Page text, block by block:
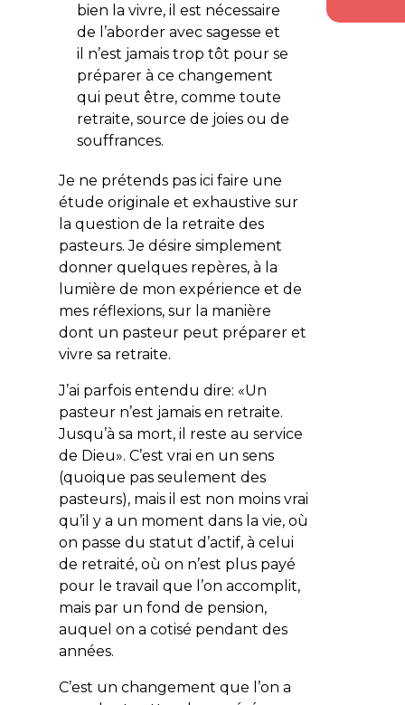
bien la vivre, il est nécessaire
de l’aborder avec sagesse et
il n’est jamais trop tôt pour se
préparer à ce changement
qui peut être, comme toute
retraite, source de joies ou de
souffrances.
Je ne prétends pas ici faire une
étude originale et exhaustive sur
la question de la retraite des
pasteurs. Je désire simplement
donner quelques repères, à la
lumière de mon expérience et de
mes réflexions, sur la manière
dont un pasteur peut préparer et
vivre sa retraite.
J’ai parfois entendu dire: «Un
pasteur n’est jamais en retraite.
Jusqu’à sa mort, il reste au service
de Dieu». C’est vrai en un sens
(quoique pas seulement des
pasteurs), mais il est non moins vrai
qu’il y a un moment dans la vie, où
on passe du statut d’actif, à celui
de retraité, où on n’est plus payé
pour le travail que l’on accomplit,
mais par un fond de pension,
auquel on a cotisé pendant des
années.
C’est un changement que l’on a